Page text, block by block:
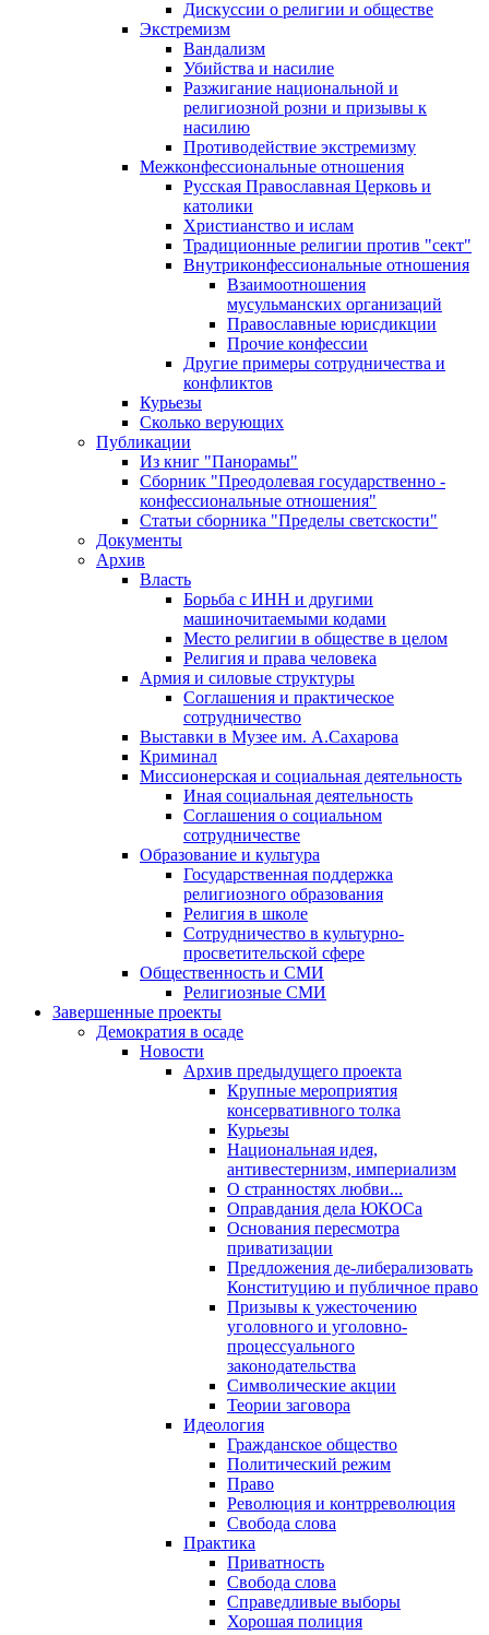
Дискуссии о религии и обществе
Экстремизм
Вандализм
Убийства и насилие
Разжигание национальной и
религиозной розни и призывы к
насилию
Противодействие экстремизму
Межконфессиональные отношения
Русская Православная Церковь и
католики
Христианство и ислам
Традиционные религии против "сект"
Внутриконфессиональные отношения
Взаимоотношения
мусульманских организаций
Православные юрисдикции
Прочие конфессии
Другие примеры сотрудничества и
конфликтов
Курьезы
Сколько верующих
Публикации
Из книг "Панорамы"
Сборник "Преодолевая государственно -
конфессиональные отношения"
Статьи сборника "Пределы светскости"
Документы
Архив
Власть
Борьба с ИНН и другими
машиночитаемыми кодами
Место религии в обществе в целом
Религия и права человека
Армия и силовые структуры
Соглашения и практическое
сотрудничество
Выставки в Музее им. А.Сахарова
Криминал
Миссионерская и социальная деятельность
Иная социальная деятельность
Соглашения о социальном
сотрудничестве
Образование и культура
Государственная поддержка
религиозного образования
Религия в школе
Сотрудничество в культурно-
просветительской сфере
Общественность и СМИ
Религиозные СМИ
Завершенные проекты
Демократия в осаде
Новости
Архив предыдущего проекта
Крупные мероприятия
консервативного толка
Курьезы
Национальная идея,
антивестернизм, империализм
О странностях любви...
Оправдания дела ЮКОСа
Основания пересмотра
приватизации
Предложения де-либерализовать
Конституцию и публичное право
Призывы к ужесточению
уголовного и уголовно-
процессуального
законодательства
Символические акции
Теории заговора
Идеология
Гражданское общество
Политический режим
Право
Революция и контрреволюция
Свобода слова
Практика
Приватность
Свобода слова
Справедливые выборы
Хорошая полиция